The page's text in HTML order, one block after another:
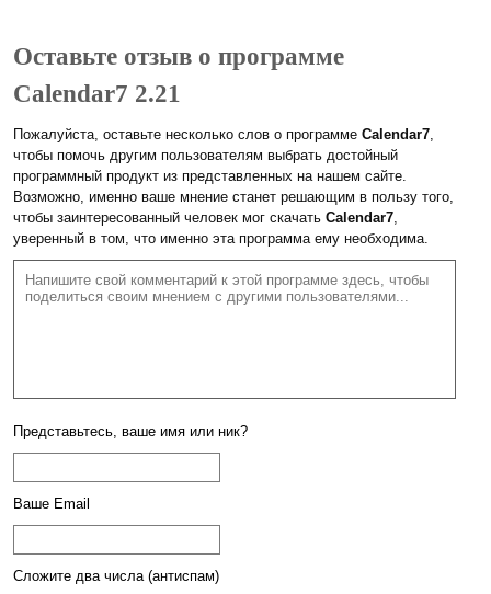
Оставьте отзыв о программе
Calendar7 2.21
Пожалуйста, оставьте несколько слов о программе Calendar7,
чтобы помочь другим пользователям выбрать достойный
программный продукт из представленных на нашем сайте.
Возможно, именно ваше мнение станет решающим в пользу того,
чтобы заинтересованный человек мог скачать Calendar7,
уверенный в том, что именно эта программа ему необходима.
Представьтесь, ваше имя или ник?
Ваше Email
Сложите два числа (антиспам)